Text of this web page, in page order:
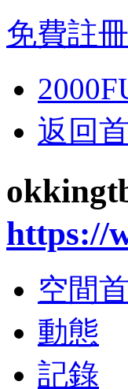
免費註冊
返回
https://
空間
動態
記錄